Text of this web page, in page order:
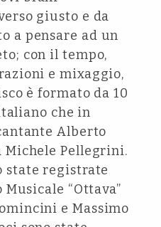
giusto e da
a pensare ad un
con il tempo,
e mixaggio,
è formato da 10
che in
Alberto
Michele Pellegrini.
state registrate
“Ottava”
e Massimo